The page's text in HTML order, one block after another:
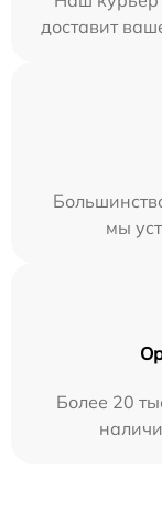
доставит
мы
Более 20